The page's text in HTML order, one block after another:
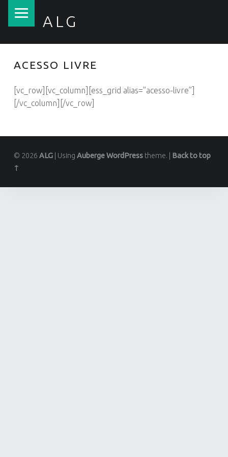
ALG
ACESSO LIVRE
[vc_row][vc_column][ess_grid alias=”acesso-livre”]
[/vc_column][/vc_row]
© 2026 ALG Using AubergeWordPresstheme.
Back to top
↑